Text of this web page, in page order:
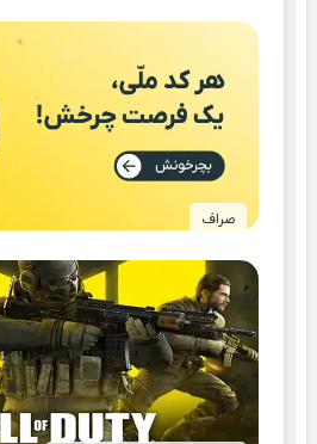
صراف